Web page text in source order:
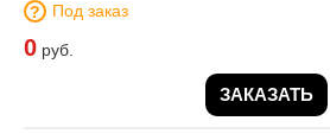
Под заказ
0 руб.
ЗАКАЗАТЬ